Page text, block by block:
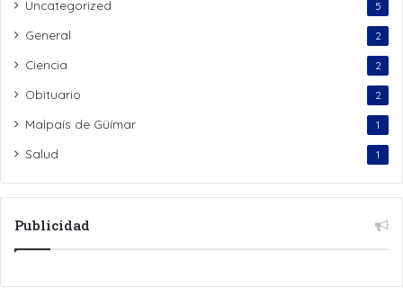
Uncategorized 5
General 2
Ciencia 2
Obituario 2
Malpaís de Güímar 1
Salud 1
Publicidad